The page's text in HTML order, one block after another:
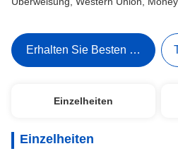
Erhalten Sie Besten Preis
Einzelheiten
Einzelheiten